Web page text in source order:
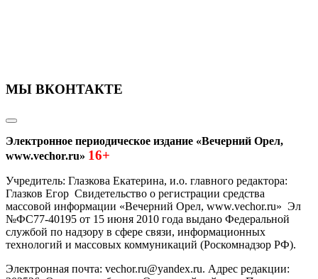
МЫ ВКОНТАКТЕ
Электронное периодическое издание «Вечерний Орел,
www.vechor.ru» 16+
Учредитель: Глазкова Екатерина, и.о. главного редактора:
Глазков Егор Свидетельство о регистрации средства
массовой информации «Вечерний Орел, www.vechor.ru» Эл
№ФС77-40195 от 15 июня 2010 года выдано Федеральной
службой по надзору в сфере связи, информационных
технологий и массовых коммуникаций (Роскомнадзор РФ).
Электронная почта: vechor.ru@yandex.ru. Адрес редакции: